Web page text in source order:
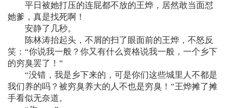
平日被她打压的连屁都不放的王烨，居然敢当面怼
她爹，真是找死啊！
安静了几秒。
陈林涛抬起头，不屑的扫了眼面前的王烨，不怒反
笑：“你说我一般？你又有什么资格说我一般，一个乡下
的穷臭罢了！”
“没错，我是乡下来的，可是你们这些城里人不都是
我们养的吗？被穷臭养大的人不也是穷臭！”王烨摊了摊
手看似无奈道。